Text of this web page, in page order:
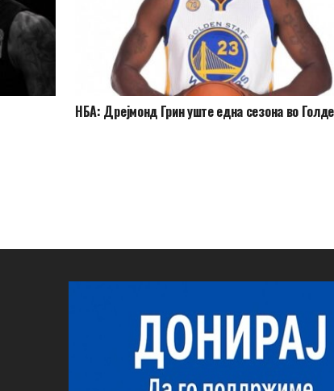
НБА: Дрејмонд Грин уште една сезона во